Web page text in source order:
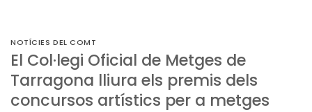
NOTÍCIES DEL COMT
El Col·legi Oficial de Metges de
Tarragona lliura els premis dels
concursos artístics per a metges